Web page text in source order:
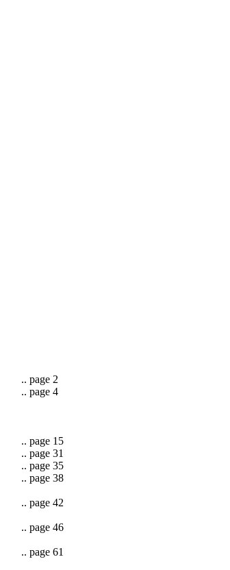
.. page 2
.. page 4
.. page 15
.. page 31
.. page 35
.. page 38
.. page 42
.. page 46
.. page 61